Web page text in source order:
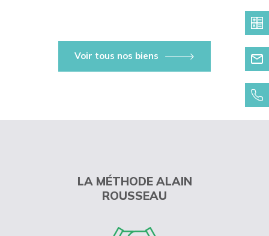
Voir tous nos biens
LA MÉTHODE ALAIN
ROUSSEAU